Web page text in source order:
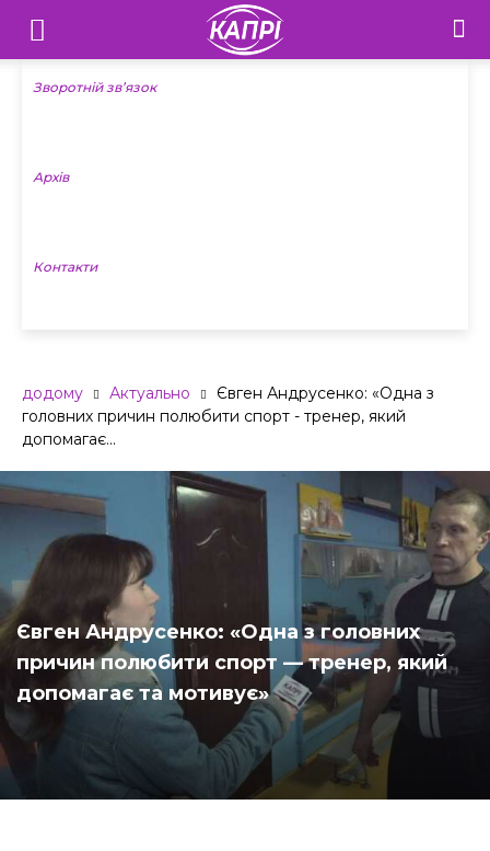
Телебачення
«Капрі»
Новини
Зворотній зв’язок
Архів
Контакти
додому Актуально
Євген Андрусенко: «Одна з
головних причин полюбити спорт - тренер, який
допомагає...
Євген Андрусенко: «Одна з головних
причин полюбити спорт — тренер, який
допомагає та мотивує»